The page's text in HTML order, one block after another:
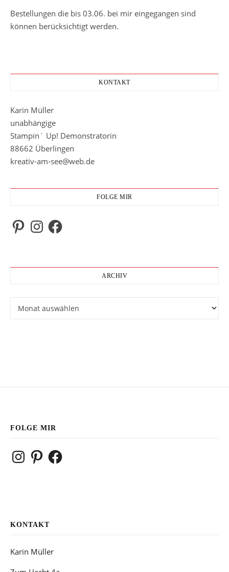
Bestellungen die bis 03.06. bei mir eingegangen sind
können berücksichtigt werden.
KONTAKT
Karin Müller
unabhängige
Stampin` Up! Demonstratorin
88662 Überlingen
kreativ-am-see@web.de
FOLGE MIR
PinterestInstagramFacebook
ARCHIV
FOLGE MIR
InstagramPinterestFacebook
KONTAKT
Karin Müller